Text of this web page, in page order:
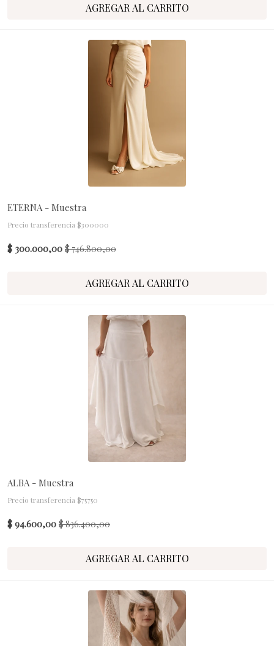
AGREGAR AL CARRITO
ETERNA - Muestra
Precio transferencia $300000
$ 300.000,00 $ 746.800,00
AGREGAR AL CARRITO
ALBA - Muestra
Precio transferencia $75750
$ 94.600,00 $ 836.400,00
AGREGAR AL CARRITO